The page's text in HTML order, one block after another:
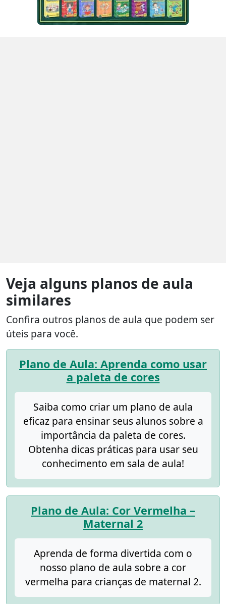
Veja alguns planos de aula
similares
Confira outros planos de aula que podem ser
úteis para você.
Plano de Aula: Aprenda como usar
a paleta de cores
Saiba como criar um plano de aula
eficaz para ensinar seus alunos sobre a
importância da paleta de cores.
Obtenha dicas práticas para usar seu
conhecimento em sala de aula!
Plano de Aula: Cor Vermelha –
Maternal 2
Aprenda de forma divertida com o
nosso plano de aula sobre a cor
vermelha para crianças de maternal 2.